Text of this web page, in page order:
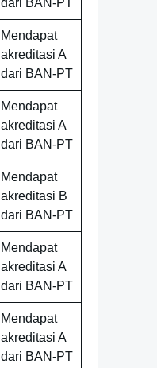
dari BAN-PT
Mendapat
akreditasi A
dari BAN-PT
Mendapat
akreditasi A
dari BAN-PT
Mendapat
akreditasi B
dari BAN-PT
Mendapat
akreditasi A
dari BAN-PT
Mendapat
akreditasi A
dari BAN-PT